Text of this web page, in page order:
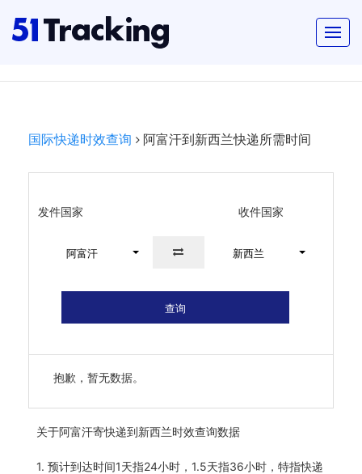
国际快递时效查询 阿富汗到新西兰快递所需时间
发件国家 收件国家
阿富汗 新西兰
查询
抱歉，暂无数据。
关于阿富汗寄快递到新西兰时效查询数据
1. 预计到达时间1天指24小时，1.5天指36小时，特指快递